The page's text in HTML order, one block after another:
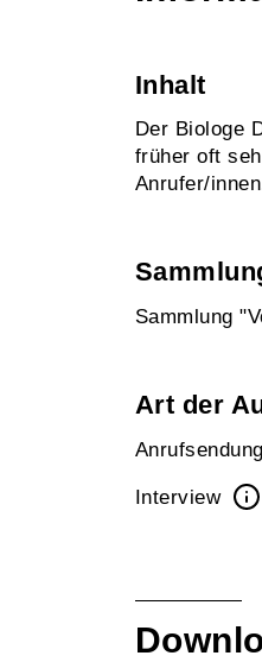
Inhalt
Der Biologe
früher oft
Anrufer/
Sammlung
Art der
Anrufsendung
Interview